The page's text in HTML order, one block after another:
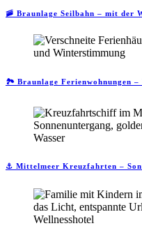
🚠 Braunlage Seilbahn – mit der
🏞️ Braunlage Ferienwohnungen
⚓ Mittelmeer Kreuzfahrten –